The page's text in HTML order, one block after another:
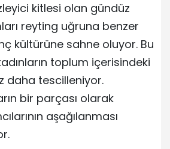
kitlesi olan gündüz
reyting uğruna benzer
kültürüne sahne oluyor. Bu
toplum içerisindeki
daha tescilleniyor.
bir parçası olarak
aşağılanması